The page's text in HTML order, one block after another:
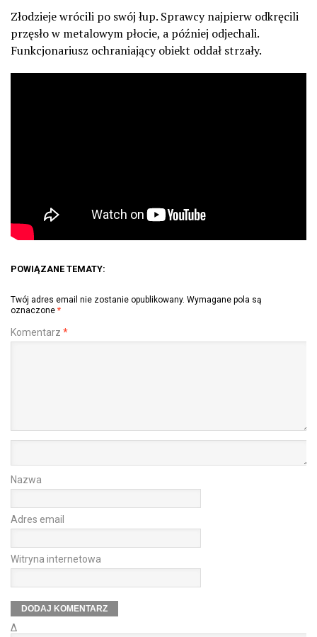
Złodzieje wrócili po swój łup. Sprawcy najpierw odkręcili
przęsło w metalowym płocie, a później odjechali.
Funkcjonariusz ochraniający obiekt oddał strzały.
POWIĄZANE TEMATY:
Twój adres email nie zostanie opublikowany. Wymagane pola są
oznaczone *
Komentarz *
Nazwa
Adres email
Witryna internetowa
Δ